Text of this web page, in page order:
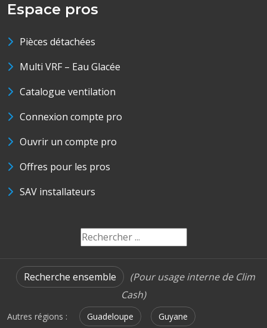
Espace pros
Pièces détachées
Multi VRF – Eau Glacée
Catalogue ventilation
Connexion compte pro
Ouvrir un compte pro
Offres pour les pros
SAV installateurs
Recherche ensemble
(Pour usage interne de Clim
Cash)
Autres régions : Guadeloupe Guyane